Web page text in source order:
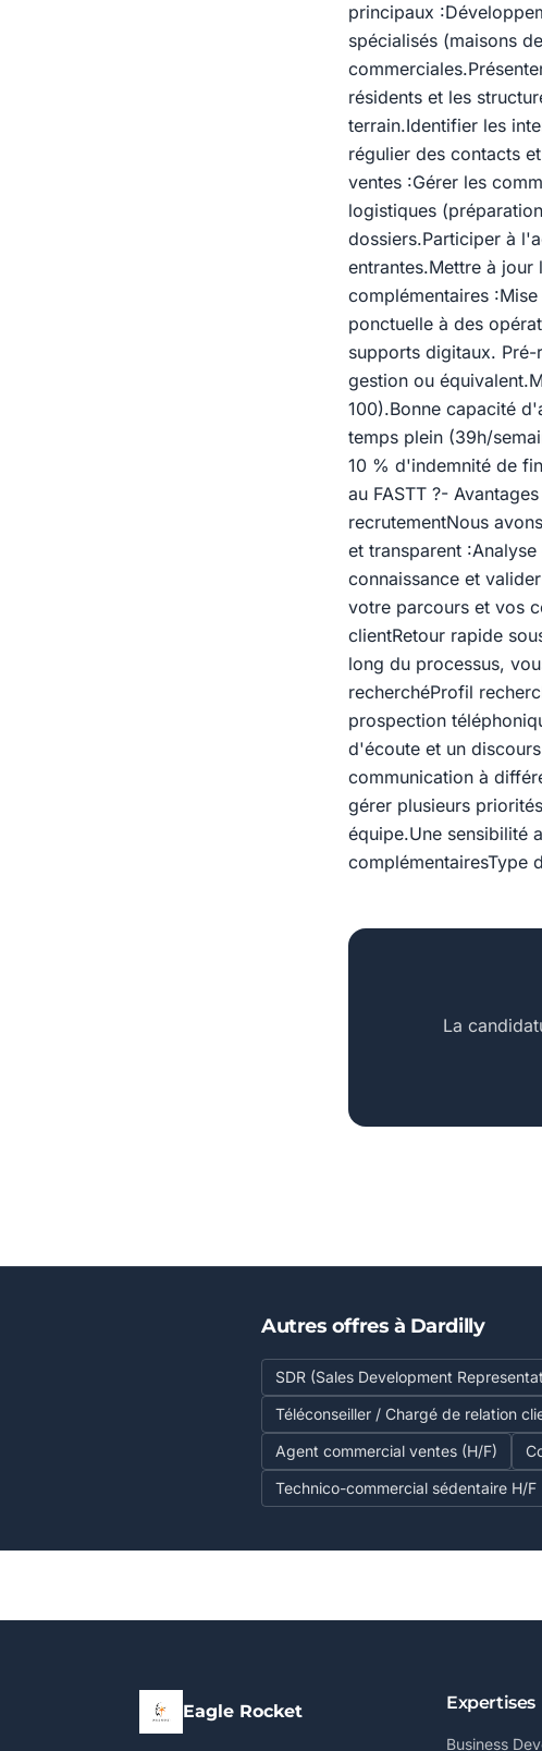
principaux
spécialisés (maisons
résidents et les
terrain.Identifier les
régulier des contacts
ventes :Gérer les
logistiques
dossiers.Participer à
entrantes.Mettre à
complémentaires
ponctuelle à des
supports digitaux. Pré-
gestion ou
100).Bonne capacité
temps plein (39h/
10 % d'indemnité de
au FASTT ?-
recrutementNous
et transparent
connaissance et
votre parcours et vos
clientRetour rapide
long du processus,
recherchéProfil
prospection
d'écoute et un
communication à
gérer plusieurs
équipe.Une sensibilité
complémentairesType
La
Autres offres à Dardilly
SDR (Sales Development
Téléconseiller / Chargé de relation
Agent commercial ventes (H/F)
Technico-commercial sédentaire H/F
Eagle Rocket Expertises
Business